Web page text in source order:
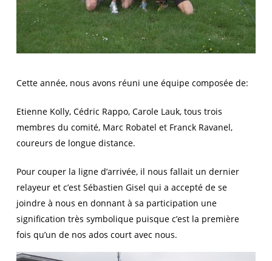
Cette année, nous avons réuni une équipe composée de:
Etienne Kolly, Cédric Rappo, Carole Lauk, tous trois
membres du comité, Marc Robatel et Franck Ravanel,
coureurs de longue distance.
Pour couper la ligne d’arrivée, il nous fallait un dernier
relayeur et c’est Sébastien Gisel qui a accepté de se
joindre à nous en donnant à sa participation une
signification très symbolique puisque c’est la première
fois qu’un de nos ados court avec nous.